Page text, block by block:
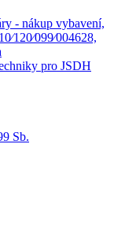
- nákup vybavení,
pro JSDH
Sb.